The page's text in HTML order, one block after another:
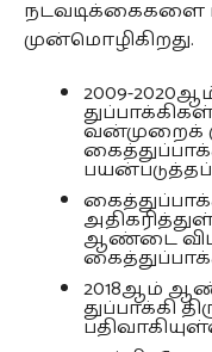
நடவடிக்கைகளை
முன்மொழிகிறது.
2009-
வன்முறைக்
ஆண்டை விட
2018ஆம்
துப்பாக்கி